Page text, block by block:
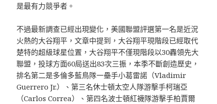
是最有力競爭者。
不過最新調查已經出現變化，美國聯盟評選第一名是近況
火熱的大谷翔平，文章中提到，大谷翔平現階段已經取代
楚特的超級球星位置，大谷翔平不僅現階段以30轟領先大
聯盟，投球方面60局送出83次三振，本季不斷創造歷史，
排名第二是多倫多藍鳥隊一壘手小葛雷諾（Vladimir
Guerrero Jr.）、第三名休士頓太空人隊游擊手柯瑞亞
（Carlos Correa）、第四名波士頓紅襪隊游擊手柏賈爾